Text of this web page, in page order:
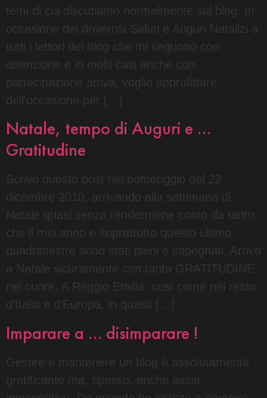
temi di cui discutiamo normalmente sul blog. In
occasione dei doverosi Saluti e Auguri Natalizi a
tutti i lettori del blog che mi seguono con
attenzione e in molti casi anche con
partecipazione attiva, voglio approfittare
dell’occasione per […]
Natale, tempo di Auguri e …
Gratitudine
Scrivo questo post nel pomeriggio del 22
dicembre 2010, arrivando alla settimana di
Natale quasi senza rendermene conto da tanto
che il mio anno e soprattutto questo ultimo
quadrimestre sono stati pieni e impegnati. Arrivo
a Natale sicuramente con tanta GRATITUDINE
nel cuore. A Reggio Emilia, così come nel resto
d’Italia e d’Europa, in questi […]
Imparare a … disimparare !
Gestire e mantenere un blog è assolutamente
gratificante ma, spesso, anche assai